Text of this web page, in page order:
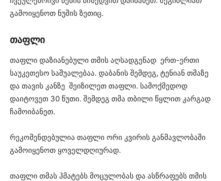
გამოიყენოთ ნუშის ზეთიც.
თაფლი
თაფლი დაზიანებული თმის აღსადგენად ერთ-ერთი
საუკეთესო საშუალებაა. დაბანის შემდეგ, ტენიან თმაზე
და თავის კანზე შეიზილეთ თაფლი. სამოქმედოდ
დაიტოვეთ 30 წუთი. შემდეგ თმა თბილი წყლით კარგად
ჩამოიბანეთ.
რეკომენდებულია თაფლი ორი კვირის განმავლობაში
გამოიყენოთ ყოველდღიურად.
თაფლი თმას ჰმატებს მოცულობას და ასწრაფებს თმის